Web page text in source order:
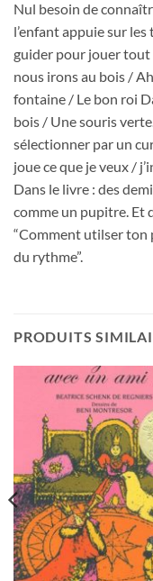
Nul besoin de
l’enfant appuie sur
guider pour jouer tout
nous irons au bois /
fontaine / Le bon roi
bois / Une souris
sélectionner par un
joue ce que je veux /
Dans le livre : des
comme un pupitre. Et
“Comment utilser ton
du rythme”.
PRODUITS